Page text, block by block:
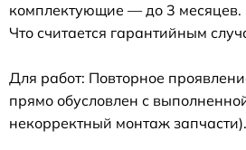
комплектующие — до 3 месяцев.
Что считается гарантийным
Для работ: Повторное
прямо обусловлен с
некорректный монтаж запчасти).